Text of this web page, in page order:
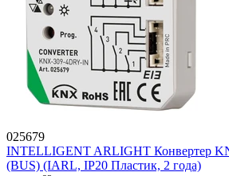
025679
INTELLIGENT ARLIGHT Конвертер
(BUS) (IARL, IP20 Пластик, 2 года)